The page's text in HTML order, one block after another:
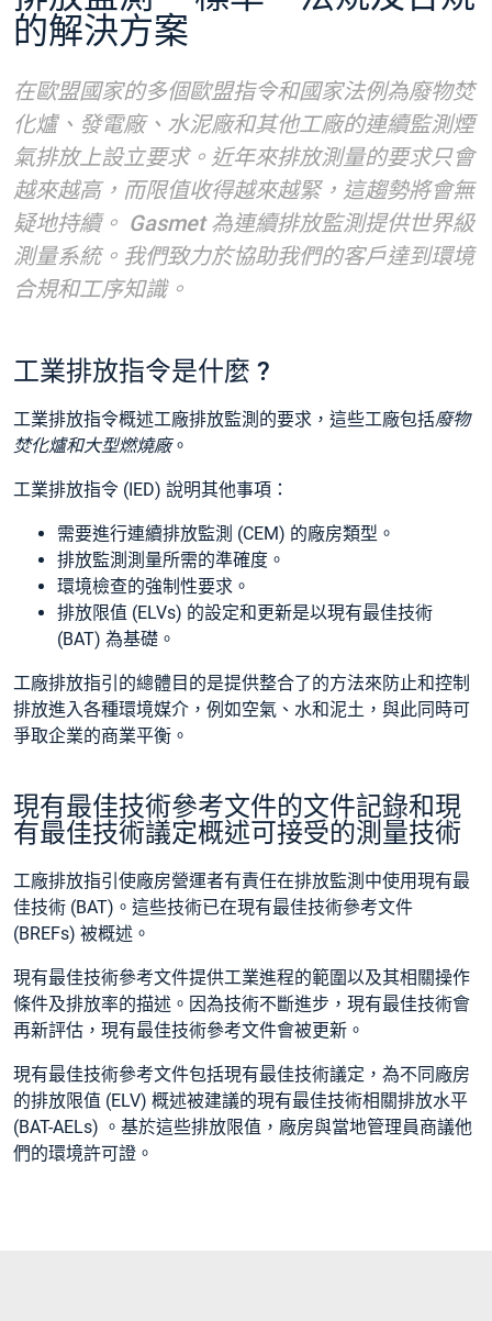
的解決方案
在歐盟國家的多個歐盟指令和國家法例為廢物焚
化爐、發電廠、水泥廠和其他工廠的連續監測煙
氣排放上設立要求。近年來排放測量的要求只會
越來越高，而限值收得越來越緊，這趨勢將會無
疑地持續。 Gasmet 為連續排放監測提供世界級
測量系統。我們致力於協助我們的客戶達到環境
合規和工序知識。
工業排放指令是什麼 ?
工業排放指令概述工廠排放監測的要求，這些工廠包括廢物
焚化爐和大型燃燒廠。
工業排放指令 (IED) 說明其他事項：
需要進行連續排放監測 (CEM) 的廠房類型。
排放監測測量所需的準確度。
環境檢查的強制性要求。
排放限值 (ELVs) 的設定和更新是以現有最佳技術
(BAT) 為基礎。
工廠排放指引的總體目的是提供整合了的方法來防止和控制
排放進入各種環境媒介，例如空氣、水和泥土，與此同時可
爭取企業的商業平衡。
現有最佳技術參考文件的文件記錄和現
有最佳技術議定概述可接受的測量技術
工廠排放指引使廠房營運者有責任在排放監測中使用現有最
佳技術 (BAT)。這些技術已在現有最佳技術參考文件
(BREFs) 被概述。
現有最佳技術參考文件提供工業進程的範圍以及其相關操作
條件及排放率的描述。因為技術不斷進步，現有最佳技術會
再新評估，現有最佳技術參考文件會被更新。
現有最佳技術參考文件包括現有最佳技術議定，為不同廠房
的排放限值 (ELV) 概述被建議的現有最佳技術相關排放水平
(BAT-AELs) 。基於這些排放限值，廠房與當地管理員商議他
們的環境許可證。